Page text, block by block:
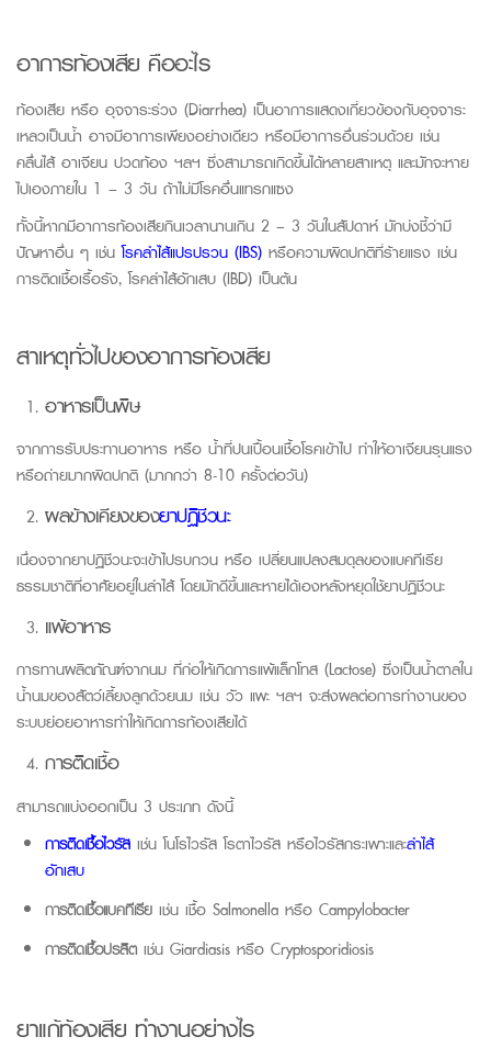
อาการท้องเสีย คืออะไร
ท้องเสีย หรือ อุจจาระร่วง (Diarrhea) เป็นอาการแสดงเกี่ยวข้องกับอุจจาระ
เหลวเป็นน้ำ อาจมีอาการเพียงอย่างเดียว หรือมีอาการอื่นร่วมด้วย เช่น
คลื่นไส้ อาเจียน ปวดท้อง ฯลฯ ซึ่งสามารถเกิดขึ้นได้หลายสาเหตุ และมักจะหาย
ไปเองภายใน 1 – 3 วัน ถ้าไม่มีโรคอื่นแทรกแซง
ทั้งนี้หากมีอาการท้องเสียกินเวลานานเกิน 2 – 3 วันในสัปดาห์ มักบ่งชี้ว่ามี
ปัญหาอื่น ๆ เช่นโรคลำไส้แปรปรวน (IBS) หรือความผิดปกติที่ร้ายแรง เช่น
การติดเชื้อเรื้อรัง,โรคลำไส้อักเสบ (IBD) เป็นต้น
สาเหตุทั่วไปของอาการท้องเสีย
อาหารเป็นพิษ
จากการรับประทานอาหาร หรือ น้ำที่ปนเปื้อนเชื้อโรคเข้าไป ทำให้อาเจียนรุนแรง
หรือถ่ายมากผิดปกติ (มากกว่า 8-10 ครั้งต่อวัน)
ผลข้างเคียงของยาปฏิชีวนะ
เนื่องจากยาปฏิชีวนะจะเข้าไปรบกวน หรือ เปลี่ยนแปลงสมดุลของแบคทีเรีย
ธรรมชาติที่อาศัยอยู่ในลำไส้ โดยมักดีขึ้นและหายได้เองหลังหยุดใช้ยาปฏิชีวนะ
แพ้อาหาร
การทานผลิตภัณฑ์จากนม ที่ก่อให้เกิดการแพ้แล็กโทส (Lactose) ซึ่งเป็นน้ำตาลใน
น้ำนมของสัตว์เลี้ยงลูกด้วยนม เช่น วัว แพะ ฯลฯ จะส่งผลต่อการทำงานของ
ระบบย่อยอาหารทำให้เกิดการท้องเสียได้
การติดเชื้อ
สามารถแบ่งออกเป็น 3 ประเภท ดังนี้
การติดเชื้อไวรัส เช่น โนโรไวรัส โรตาไวรัส หรือไวรัสกระเพาะและลำไส้
อักเสบ
การติดเชื้อแบคทีเรีย เช่น เชื้อ Salmonella หรือ Campylobacter
การติดเชื้อปรสิต เช่น Giardiasis หรือ Cryptosporidiosis
ยาแก้ท้องเสีย ทำงานอย่างไร